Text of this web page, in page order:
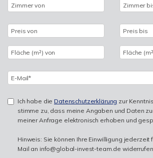
Ich habe die Datenschutzerklärung zur
stimme zu, dass meine Angaben und Daten
meiner Anfrage elektronisch erhoben und
Hinweis: Sie können Ihre Einwilligung jederzeit
Mail an info@global-invest-team.de